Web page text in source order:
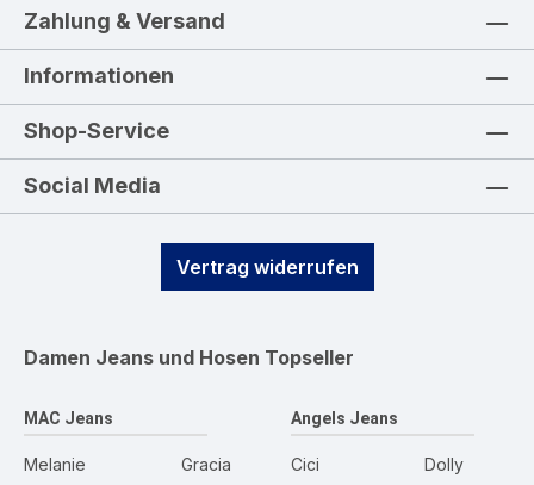
Zahlung & Versand
Informationen
Shop-Service
Social Media
Vertrag widerrufen
Damen Jeans und Hosen Topseller
MAC Jeans
Melanie
Gracia
Angels Jeans
Cici
Dolly